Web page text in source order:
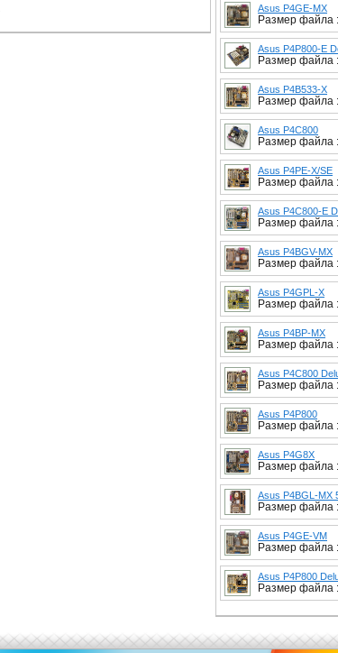
Asus P4GE-MX
Размер файла
Asus P4P800-E
Размер файла
Asus P4B533-X
Размер файла
Asus P4C800
Размер файла
Asus P4PE-X/SE
Размер файла
Asus P4C800-E
Размер файла
Asus P4BGV-MX
Размер файла
Asus P4GPL-X
Размер файла
Asus P4BP-MX
Размер файла
Asus P4C800
Размер файла
Asus P4P800
Размер файла
Asus P4G8X
Размер файла
Asus P4BGL-MX
Размер файла
Asus P4GE-VM
Размер файла
Asus P4P800
Размер файла